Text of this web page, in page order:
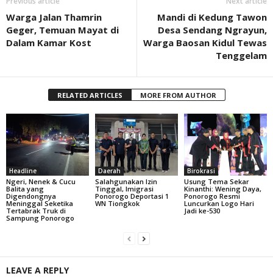
Warga Jalan Thamrin
Geger, Temuan Mayat di
Dalam Kamar Kost
Mandi di Kedung Tawon
Desa Sendang Ngrayun,
Warga Baosan Kidul Tewas
Tenggelam
RELATED ARTICLES MORE FROM AUTHOR
Headline
Ngeri, Nenek & Cucu
Balita yang
Digendongnya
Meninggal Seketika
Tertabrak Truk di
Sampung Ponorogo
Daerah
Salahgunakan Izin
Tinggal, Imigrasi
Ponorogo Deportasi 1
WN Tiongkok
Birokrasi
Usung Tema Sekar
Kinanthi: Wening Daya,
Ponorogo Resmi
Luncurkan Logo Hari
Jadi ke-530
LEAVE A REPLY